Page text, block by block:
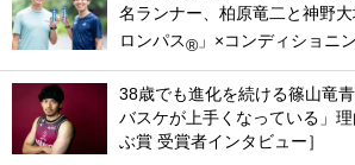
名ランナー、柏原竜二と神野
ロンパス® 」×コンディショニ
38歳でも進化を続ける篠山竜
バスケが上手くなっている」
ぶ賞 受賞者インタビュー］